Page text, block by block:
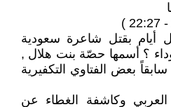
أيام بقتل شاعرة سعودية
؟ أسمها حصّة بنت هلال ,
بعض الفتاوي التكفيرية
العربي وكاشفة الغطاء عن